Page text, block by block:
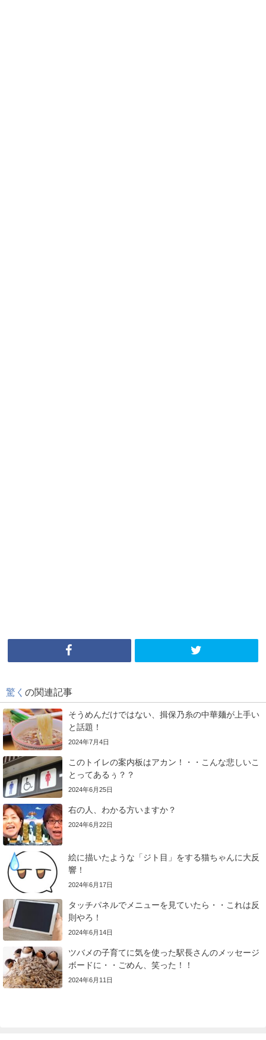
驚く の関連記事
そうめんだけではない、揖保乃糸の中華麺が上手い
と話題！
2024年7月4日
このトイレの案内板はアカン！・・こんな悲しいこ
とってあるぅ？？
2024年6月25日
右の人、わかる方いますか？
2024年6月22日
絵に描いたような「ジト目」をする猫ちゃんに大反
響！
2024年6月17日
タッチパネルでメニューを見ていたら・・これは反
則やろ！
2024年6月14日
ツバメの子育てに気を使った駅長さんのメッセージ
ボードに・・ごめん、笑った！！
2024年6月11日